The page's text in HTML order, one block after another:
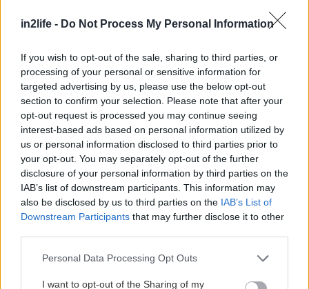
in2life - Do Not Process My Personal Information
If you wish to opt-out of the sale, sharing to third parties, or
processing of your personal or sensitive information for
targeted advertising by us, please use the below opt-out
section to confirm your selection. Please note that after your
opt-out request is processed you may continue seeing
interest-based ads based on personal information utilized by
us or personal information disclosed to third parties prior to
your opt-out. You may separately opt-out of the further
disclosure of your personal information by third parties on the
IAB’s list of downstream participants. This information may
also be disclosed by us to third parties on the IAB’s List of
Downstream Participants that may further disclose it to other
Please note that this website/app uses one or more Google
not limited to your visit or usage behaviour. You may click to
Personal Data Processing Opt Outs
I want to opt-out of the Sharing of my
μαθαίνουν για το περιβάλλον και διασκεδάζουν με
παραστάσεις, παραμύθια και ιστορίες από τον
Ιανουαρίου 2010, καθημερινά από τις 10:00 ως τις
17:00).
Τα πιτσιρίκια σας αναμφίβολα θα ενθουσιαστούν
και από ταπαγοδρόμιαπου κατακλύζουν φέτος
την Αθήνα. Δείτε λεπτομέρειες, ωράρια
λειτουργίας και τιμέςεδώ.
Γεύση από Χριστούγεννα
Παραδοσιακή γαλοπούλα with a gourmet twist
και ζωντανή μουσική από εξαμελή ορχήστρα στο
Grand Ballroom του Μεγάλη Βρετανία ή μίνι